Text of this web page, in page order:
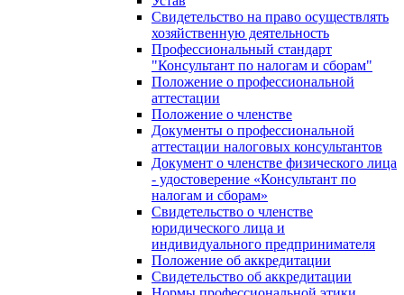
Свидетельство на право осуществлять
хозяйственную деятельность
Профессиональный стандарт
"Консультант по налогам и сборам"
Положение о профессиональной
аттестации
Положение о членстве
Документы о профессиональной
аттестации налоговых консультантов
Документ о членстве физического лица
- удостоверение «Консультант по
налогам и сборам»
Свидетельство о членстве
юридического лица и
индивидуального предпринимателя
Положение об аккредитации
Свидетельство об аккредитации